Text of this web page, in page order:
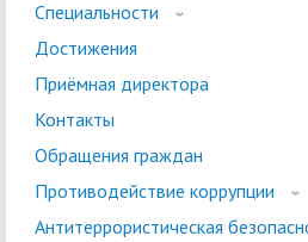
Специальности
Достижения
Приёмная директора
Контакты
Обращения граждан
Противодействие коррупции
Антитеррористическая